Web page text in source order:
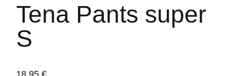
Tena Pants super
S
18,95 €